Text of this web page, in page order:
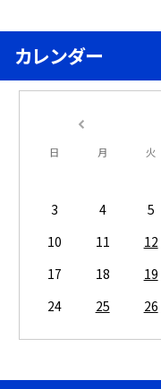
カレンダー
日 月 火
3
4 5
10
11 12
17
18 19
24
25 26